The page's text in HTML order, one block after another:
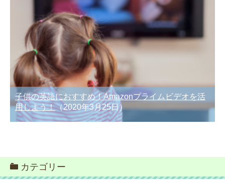
子供の英語におすすめ！Amazonプライムビデオを活
用しよう！（2020年3月25日）
カテゴリー